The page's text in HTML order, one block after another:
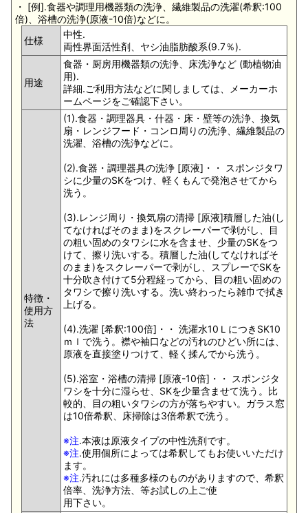
・ [例].食器や調理用機器類の洗浄、繊維製品の洗濯(希釈:100
倍)、浴槽の洗浄(原液-10倍)などに。
仕様
中性.
両性界面活性剤、ヤシ油脂肪酸系(9.7％).
用途
食器・厨房用機器類の洗浄、床洗浄など (動植物油
用).
詳細.ご利用方法などに関しましては、メーカーホ
ームページをご確認下さい。
特徴・
使用方
法
(1).食器・調理器具・什器・床・壁等の洗浄、換気
扇・レンジフード・コンロ周りの洗浄、繊維製品の
洗濯、浴槽の洗浄などに。
(2).食器・調理器具の洗浄 [原液]・・ スポンジタワ
シに少量のSKをつけ、軽くもんで発泡させてから
洗う。
(3).レンジ周り・換気扇の清掃 [原液]積層した油(し
てなければそのまま)をスクレーパーで剥がし、目
の粗い固めのタワシに水を含ませ、少量のSKをつ
けて、擦り洗いする。積層した油(してなければそ
のまま)をスクレーパーで剥がし、スプレーでSKを
十分吹き付けて5分程経ってから、目の粗い固めの
タワシで擦り洗いする。洗い終わったら雑巾で拭き
上げる。
(4).洗濯 [希釈:100倍]・・ 洗濯水10ＬにつきSK10
ｍｌで洗う。襟や袖口などの汚れのひどい所には、
原液を直接塗りつけて、軽く揉んでから洗う。
(5).浴室・浴槽の清掃 [原液-10倍]・・ スポンジタ
ワシを十分に湿らせ、SKを少量含ませて洗う。比
較的、目の粗いタワシの方が落ちやすい。ガラス窓
は10倍希釈、床掃除は3倍希釈で洗う。
※注.本液は原液タイプの中性洗剤です。
※注.使用個所によっては希釈してもお使いいただけ
ます。
※注.汚れには多種多様のものがありますので、希釈
倍率、洗浄方法、等お試しの上ご使
用下さい。